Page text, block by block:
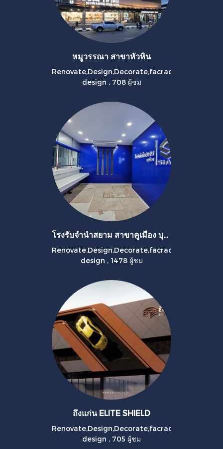
หมูวรรณา สาขาหัวหิน
Renovate,Design,Decorate,facrad
design , 708 ผู้ชม
โรงรับจำนำสยาม สาขาคูเมือง บุรีรัมย์
Renovate,Design,Decorate,facrad
design , 1478 ผู้ชม
ถึงแก่น ELITE SHIELD
Renovate,Design,Decorate,facrad
design , 705 ผู้ชม